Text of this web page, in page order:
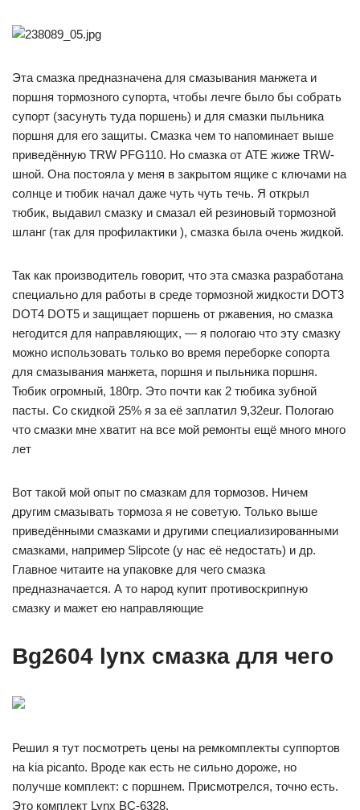
Эта смазка предназначена для смазывания манжета и
поршня тормозного супорта, чтобы лечге было бы собрать
супорт (засунуть туда поршень) и для смазки пыльника
поршня для его защиты. Смазка чем то напоминает выше
приведённую TRW PFG110. Но смазка от ATE жиже TRW-
шной. Она постояла у меня в закрытом ящике с ключами на
солнце и тюбик начал даже чуть чуть течь. Я открыл
тюбик, выдавил смазку и смазал ей резиновый тормозной
шланг (так для профилактики ), смазка была очень жидкой.
Так как производитель говорит, что эта смазка разработана
специально для работы в среде тормозной жидкости DOT3
DOT4 DOT5 и защищает поршень от ржавения, но смазка
негодится для направляющих, — я пологаю что эту смазку
можно использовать только во время переборке сопорта
для смазывания манжета, поршня и пыльника поршня.
Тюбик огромный, 180гр. Это почти как 2 тюбика зубной
пасты. Со скидкой 25% я за её заплатил 9,32eur. Пологаю
что смазки мне хватит на все мой ремонты ещё много много
лет
Вот такой мой опыт по смазкам для тормозов. Ничем
другим смазывать тормоза я не советую. Только выше
приведёнными смазками и другими специализированными
смазками, например Slipcote (у нас её недостать) и др.
Главное читаите на упаковке для чего смазка
предназначается. А то народ купит противоскрипную
смазку и мажет ею направляющие
Bg2604 lynx смазка для чего
Решил я тут посмотреть цены на ремкомплекты суппортов
на kia picanto. Вроде как есть не сильно дороже, но
получше комплект: с поршнем. Присмотрелся, точно есть.
Это комплект Lynx BC-6328.